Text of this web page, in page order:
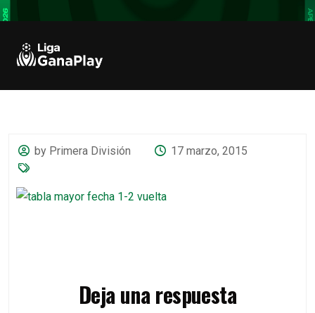
by Primera División 17 marzo, 2015
Deja una respuesta